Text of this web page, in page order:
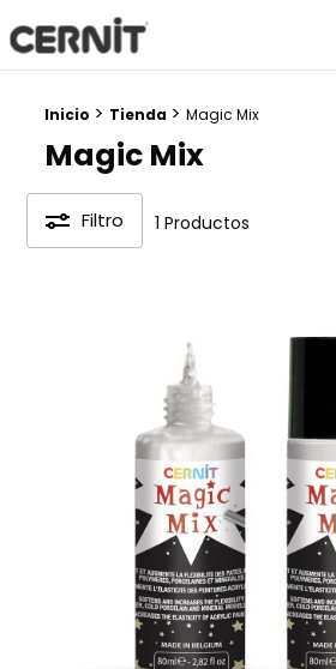
Cernit Une qualité haut de gamme
Breadcrumb trail:
Inicio > Tienda > Magic Mix
Magic Mix
Filtro 1 Productos